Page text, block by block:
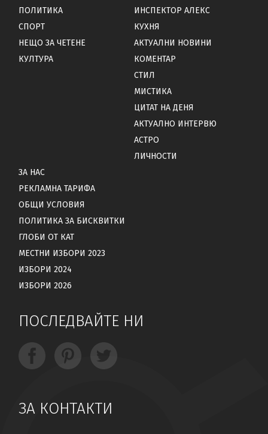
ПОЛИТИКА
СПОРТ
НЕЩО ЗА ЧЕТЕНЕ
КУЛТУРА
ИНСПЕКТОР АЛЕКС
КУХНЯ
АКТУАЛНИ НОВИНИ
КОМЕНТАР
СТИЛ
МИСТИКА
ЦИТАТ НА ДЕНЯ
АКТУАЛНО ИНТЕРВЮ
АСТРО
ЛИЧНОСТИ
ЗА НАС
РЕКЛАМНА ТАРИФА
ОБЩИ УСЛОВИЯ
ПОЛИТИКА ЗА БИСКВИТКИ
ГЛОБИ ОТ КАТ
МЕСТНИ ИЗБОРИ 2023
ИЗБОРИ 2024
ИЗБОРИ 2026
ПОСЛЕДВАЙТЕ НИ
ЗА КОНТАКТИ